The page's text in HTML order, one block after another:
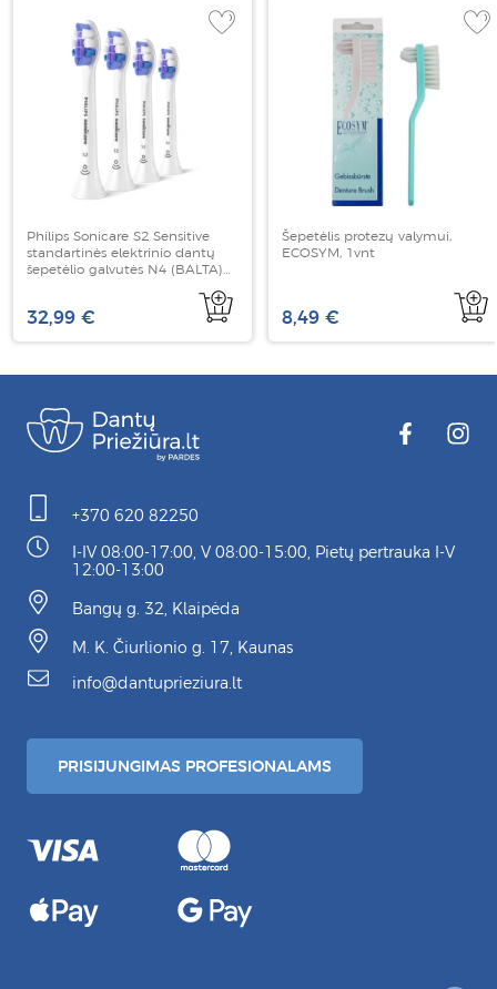
Philips Sonicare S2 Sensitive
standartinės elektrinio dantų
šepetėlio galvutės N4 (BALTA)
32,99 €
Šepetėlis protezų valymui,
ECOSYM, 1vnt
8,49 €
+370 620 82250
I-IV 08:00-17:00, V 08:00-15:00, Pietų pertrauka I-V
12:00-13:00
Bangų g. 32, Klaipėda
M. K. Čiurlionio g. 17, Kaunas
info@dantuprieziura.lt
PRISIJUNGIMAS PROFESIONALAMS